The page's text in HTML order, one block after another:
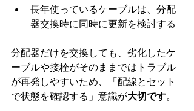
長年使っているケーブルは、分配
器交換時に同時に更新を検討する
分配器だけを交換しても、劣化したケ
ーブルや接栓がそのままではトラブル
が再発しやすいため、「配線とセット
で状態を確認する」意識が大切です。